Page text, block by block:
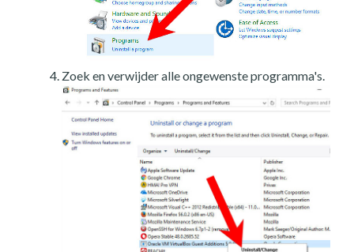
Zoek en verwijder alle ongewenste programma's.